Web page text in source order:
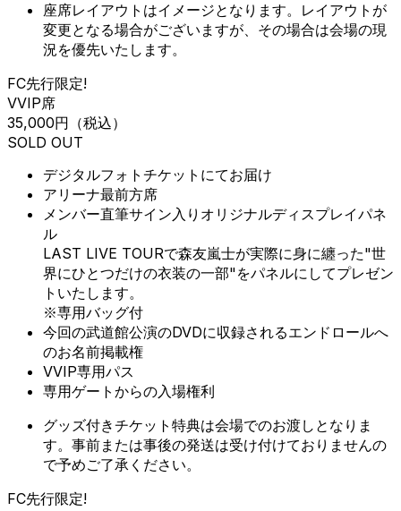
座席レイアウトはイメージとなります。レイアウトが
変更となる場合がございますが、その場合は会場の現
況を優先いたします。
FC先行限定!
VVIP席
35,000円 （税込）
SOLD OUT
デジタルフォトチケットにてお届け
アリーナ最前方席
メンバー直筆サイン入りオリジナルディスプレイパネ
ル
LAST LIVE TOURで森友嵐士が実際に身に纏った"世
界にひとつだけの衣装の一部"をパネルにしてプレゼン
トいたします。
※専用バッグ付
今回の武道館公演のDVDに収録されるエンドロールへ
のお名前掲載権
VVIP専用パス
専用ゲートからの入場権利
グッズ付きチケット特典は会場でのお渡しとなりま
す。事前または事後の発送は受け付けておりませんの
で予めご了承ください。
FC先行限定!